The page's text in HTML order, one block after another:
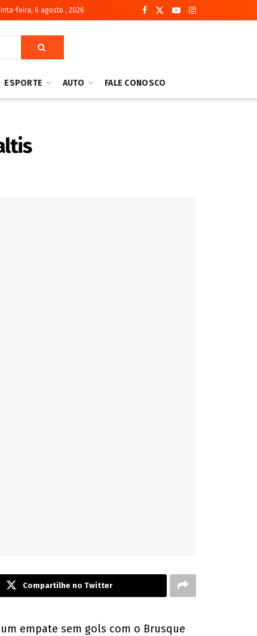
feira, 6 agosto , 2026
ESPORTE AUTO FALE CONOSCO
Compartilhe no Twitter
empate sem gols com o Brusque